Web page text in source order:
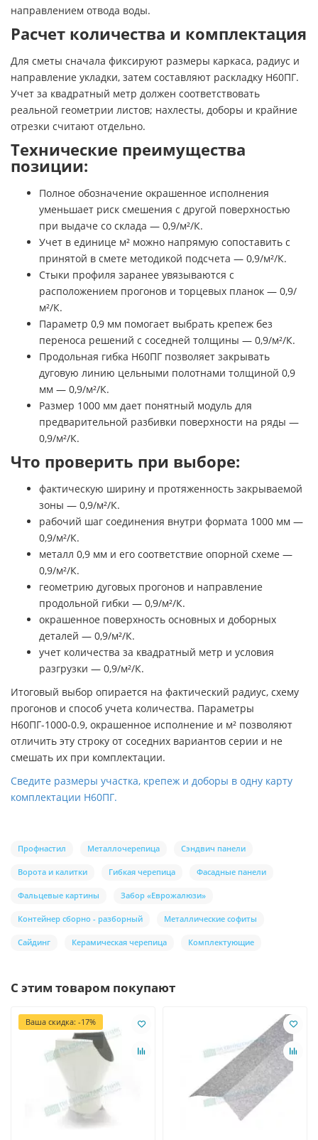
направлением отвода воды.
Расчет количества и комплектация
Для сметы сначала фиксируют размеры каркаса, радиус и
направление укладки, затем составляют раскладку Н60ПГ.
Учет за квадратный метр должен соответствовать
реальной геометрии листов; нахлесты, доборы и крайние
отрезки считают отдельно.
Технические преимущества
позиции:
Полное обозначение окрашенное исполнения
уменьшает риск смешения с другой поверхностью
при выдаче со склада — 0,9/м²/К.
Учет в единице м² можно напрямую сопоставить с
принятой в смете методикой подсчета — 0,9/м²/К.
Стыки профиля заранее увязываются с
расположением прогонов и торцевых планок — 0,9/
м²/К.
Параметр 0,9 мм помогает выбрать крепеж без
переноса решений с соседней толщины — 0,9/м²/К.
Продольная гибка Н60ПГ позволяет закрывать
дуговую линию цельными полотнами толщиной 0,9
мм — 0,9/м²/К.
Размер 1000 мм дает понятный модуль для
предварительной разбивки поверхности на ряды —
0,9/м²/К.
Что проверить при выборе:
фактическую ширину и протяженность закрываемой
зоны — 0,9/м²/К.
рабочий шаг соединения внутри формата 1000 мм —
0,9/м²/К.
металл 0,9 мм и его соответствие опорной схеме —
0,9/м²/К.
геометрию дуговых прогонов и направление
продольной гибки — 0,9/м²/К.
окрашенное поверхность основных и доборных
деталей — 0,9/м²/К.
учет количества за квадратный метр и условия
разгрузки — 0,9/м²/К.
Итоговый выбор опирается на фактический радиус, схему
прогонов и способ учета количества. Параметры
Н60ПГ-1000-0.9, окрашенное исполнение и м² позволяют
отличить эту строку от соседних вариантов серии и не
смешать их при комплектации.
Сведите размеры участка, крепеж и доборы в одну карту
комплектации Н60ПГ.
Профнастил Металлочерепица Сэндвич панели
Ворота и калитки Гибкая черепица Фасадные панели
Фальцевые картины Забор «Еврожалюзи»
Контейнер сборно - разборный Металлические софиты
Сайдинг Керамическая черепица Комплектующие
С этим товаром покупают
Ваша скидка: -17%